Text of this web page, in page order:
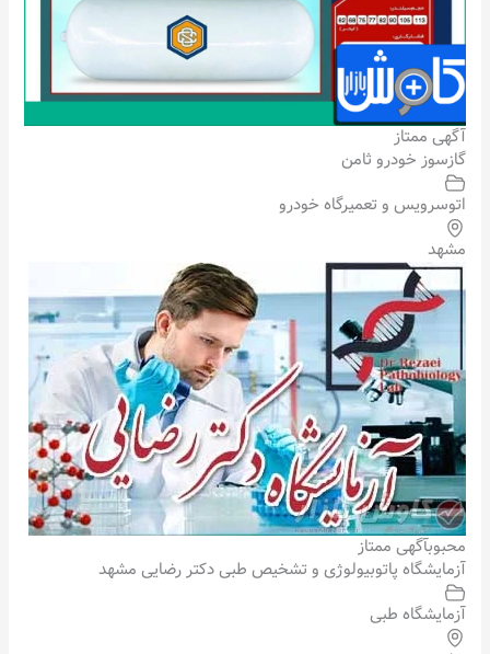
آگهی ممتاز
گازسوز خودرو ثامن
اتوسرویس و تعمیرگاه خودرو
مشهد
محبوبآگهی ممتاز
آزمایشگاه پاتوبیولوژی و تشخیص طبی دکتر رضایی مشهد
آزمایشگاه طبی